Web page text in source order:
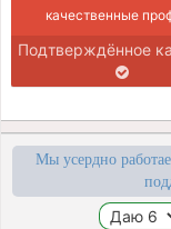
качественные
Подтверждённое
Мы усердно